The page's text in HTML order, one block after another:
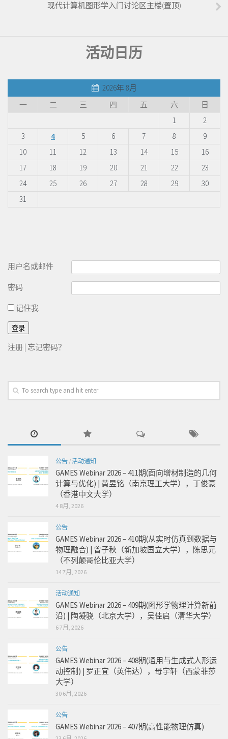
现代计算机图形学入门讨论区主楼(置顶)
活动日历
2026年 8月
一
二 三 四 五 六
日
1
2
3
4 5 6 7 8
9
10
11 12 13 14 15
16
17
18 19 20 21 22
23
24
25 26 27 28 29
30
31
用户名或邮件
密码
记住我
注册 | 忘记密码？
公告 /活动通知
GAMES Webinar 2026 – 411期(面向增材制造的几何
计算与优化) | 黄昱铭（南京理工大学），丁俊豪
（香港中文大学）
4 8月, 2026
公告
GAMES Webinar 2026 – 410期(从实时仿真到数据与
物理融合) | 曾子秋（新加坡国立大学），陈思元
（不列颠哥伦比亚大学）
14 7月, 2026
活动通知
GAMES Webinar 2026 – 409期(图形学物理计算新前
沿) | 陶凝骁（北京大学），吴佳启（清华大学）
6 7月, 2026
公告
GAMES Webinar 2026 – 408期(通用与生成式人形运
动控制) | 罗正宜（英伟达），母宇轩（西蒙菲莎
大学）
30 6月, 2026
公告
GAMES Webinar 2026 – 407期(高性能物理仿真)